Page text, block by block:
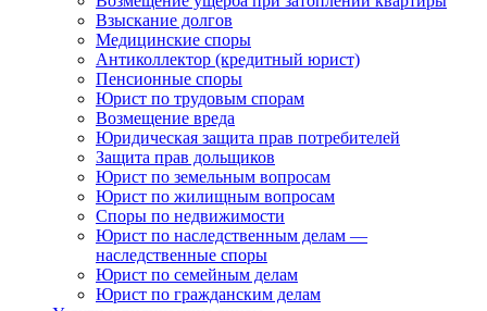
Взыскание долгов
Медицинские споры
Антиколлектор (кредитный юрист)
Пенсионные споры
Юрист по трудовым спорам
Возмещение вреда
Юридическая защита прав потребителей
Защита прав дольщиков
Юрист по земельным вопросам
Юрист по жилищным вопросам
Споры по недвижимости
Юрист по наследственным делам —
наследственные споры
Юрист по семейным делам
Юрист по гражданским делам